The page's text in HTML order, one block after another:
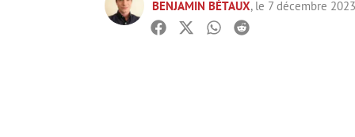
BENJAMIN BÉTAUX, le 7 décembre 2023
Facebook
TwitterWhatsapp
Reddit